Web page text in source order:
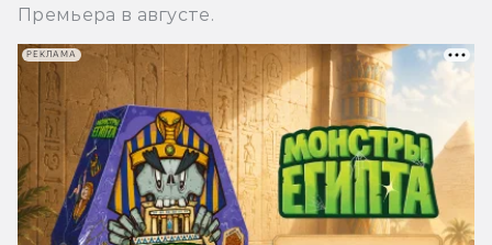
Премьера в августе.
РЕКЛАМА